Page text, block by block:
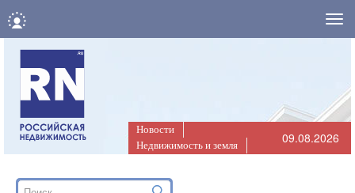
Новости
Недвижимость и земля
09.08.2026